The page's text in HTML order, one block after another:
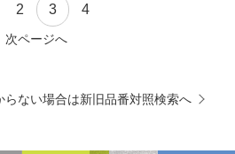
2 3 4
次ページへ
らない場合は新旧品番対照検索へ